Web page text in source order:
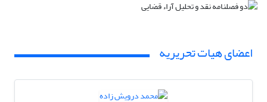
اعضای هیات تحریریه